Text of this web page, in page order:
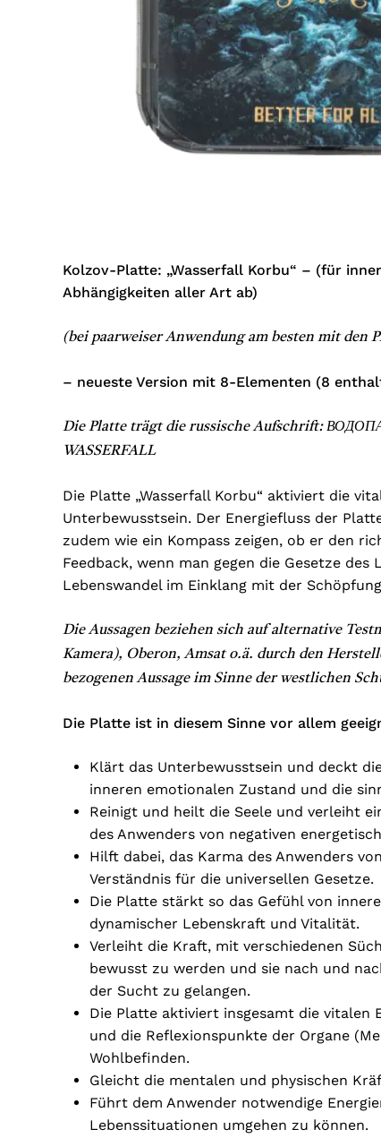
Kolzov-Platte: „Wasserfall Korbu“ – (für
Abhängigkeiten aller Art ab)
(bei paarweiser Anwendung am besten mit den
– neueste Version mit 8-Elementen (8
Die Platte trägt die russische Aufschrift:
WASSERFALL
Die Platte „Wasserfall Korbu“ aktiviert die
Unterbewusstsein. Der Energiefluss der
zudem wie ein Kompass zeigen, ob er den
Feedback, wenn man gegen die Gesetze
Lebenswandel im Einklang mit der
Die Aussagen beziehen sich auf alternative
Kamera), Oberon, Amsat o.ä. durch den
bezogenen Aussage im Sinne der westlichen
Die Platte ist in diesem Sinne vor allem
Klärt das Unterbewusstsein und deckt
inneren emotionalen Zustand und die
Reinigt und heilt die Seele und verleiht
des Anwenders von negativen
Hilft dabei, das Karma des Anwenders
Verständnis für die universellen Gesetze.
Die Platte stärkt so das Gefühl von
dynamischer Lebenskraft und Vitalität.
Verleiht die Kraft, mit verschiedenen
bewusst zu werden und sie nach und
der Sucht zu gelangen.
Die Platte aktiviert insgesamt die vitalen
und die Reflexionspunkte der Organe
Wohlbefinden.
Gleicht die mentalen und physischen
Führt dem Anwender notwendige
Lebenssituationen umgehen zu können.